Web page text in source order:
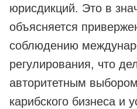
юрисдикций. Это в
объясняется
соблюдению
регулирования, что
авторитетным
карибского бизнеса и